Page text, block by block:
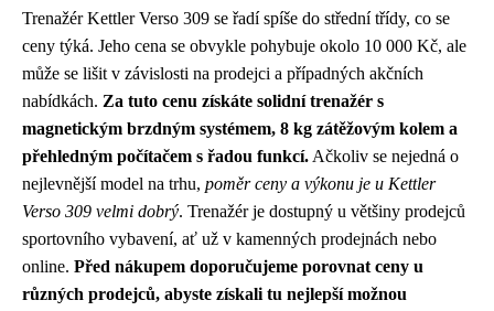
Trenažér Kettler Verso 309 se řadí spíše do střední třídy, co se
ceny týká. Jeho cena se obvykle pohybuje okolo 10 000 Kč, ale
může se lišit v závislosti na prodejci a případných akčních
nabídkách. Za tuto cenu získáte solidní trenažér s
magnetickým brzdným systémem, 8 kg zátěžovým kolem a
přehledným počítačem s řadou funkcí.Ačkoliv se nejedná o
nejlevnější model na trhu, poměr ceny a výkonu je u Kettler
Verso 309 velmi dobrý. Trenažér je dostupný u většiny prodejců
sportovního vybavení, ať už v kamenných prodejnách nebo
online. Před nákupem doporučujeme porovnat ceny u
různých prodejců, abyste získali tu nejlepší možnou